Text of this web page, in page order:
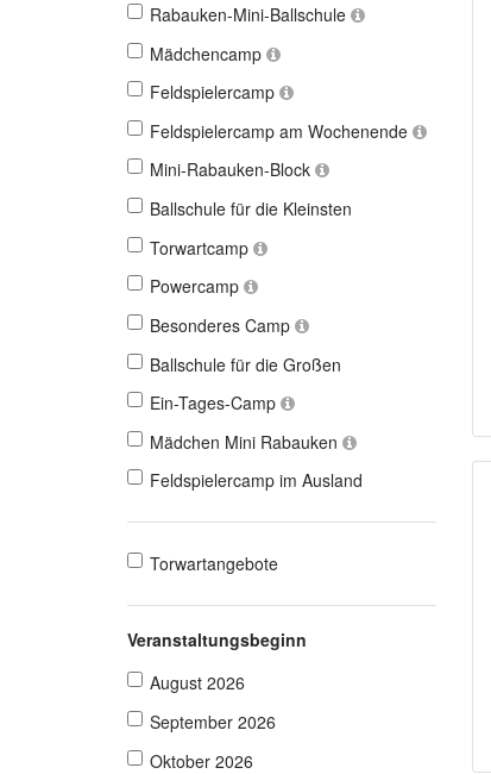
Rabauken-Mini-Ballschule
Mädchencamp
Feldspielercamp
Feldspielercamp am Wochenende
Mini-Rabauken-Block
Ballschule für die Kleinsten
Torwartcamp
Powercamp
Besonderes Camp
Ballschule für die Großen
Ein-Tages-Camp
Mädchen Mini Rabauken
Feldspielercamp im Ausland
Torwartangebote
Veranstaltungsbeginn
August 2026
September 2026
Oktober 2026